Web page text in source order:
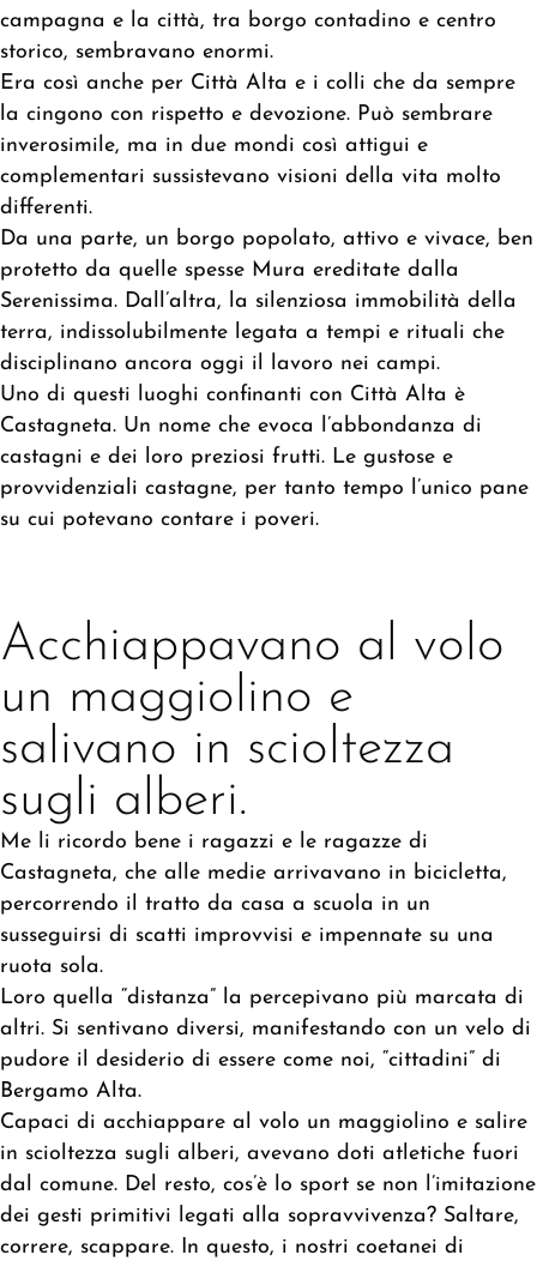
campagna e la città, tra borgo contadino e centro
storico, sembravano enormi.
Era così anche per Città Alta e i colli che da sempre
la cingono con rispetto e devozione. Può sembrare
inverosimile, ma in due mondi così attigui e
complementari sussistevano visioni della vita molto
differenti.
Da una parte, un borgo popolato, attivo e vivace, ben
protetto da quelle spesse Mura ereditate dalla
Serenissima. Dall’altra, la silenziosa immobilità della
terra, indissolubilmente legata a tempi e rituali che
disciplinano ancora oggi il lavoro nei campi.
Uno di questi luoghi confinanti con Città Alta è
Castagneta. Un nome che evoca l ’abbondanza di
castagni e dei loro preziosi frutti. Le gustose e
provvidenziali castagne, per tanto tempo l’unico pane
su cui potevano contare i poveri.
Acchiappavano al volo
un maggiolino e
salivano in scioltezza
sugli alberi.
Me li ricordo bene i ragazzi e le ragazze di
Castagneta, che alle medie arrivavano in bicicletta,
percorrendo il tratto da casa a scuola in un
susseguirsi di scatti improvvisi e impennate su una
ruota sola.
Loro quella “distanza” la percepivano più marcata di
altri. Si sentivano diversi, manifestando con un velo di
pudore il desiderio di essere come noi, “cittadini” di
Bergamo Alta.
Capaci di acchiappare al volo un maggiolino e salire
in scioltezza sugli alberi, avevano doti atletiche fuori
dal comune. Del resto, cos’è lo sport se non l’imitazione
dei gesti primitivi legati alla sopravvivenza? Saltare,
correre, scappare. In questo, i nostri coetanei di